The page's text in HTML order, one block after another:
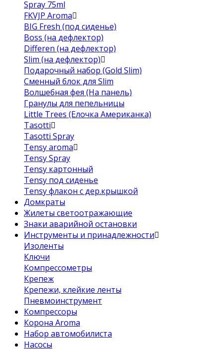
Spray 75ml
FKVJP Aroma
BIG Fresh (под сиденье)
Boss (на дефлектор)
Differen (на дефлектор)
Slim (на дефлектор)
Подарочный набор (Gold Slim)
Сменный блок для Slim
Волшебная фея (На панель)
Гранулы для пепельницы
Little Trees (Елочка Американка)
Tasotti
Tasotti Spray
Tensy aroma
Tensy Spray
Tensy картонный
Tensy под сиденье
Tensy флакон с дер.крышкой
Домкраты
Жилеты светоотражающие
Знаки аварийной остановки
Инструменты и принадлежности
Изоленты
Ключи
Компрессометры
Крепеж
Крепежи, клейкие ленты
Пневмоинструмент
Компрессоры
Корона Aroma
Набор автомобилиста
Насосы